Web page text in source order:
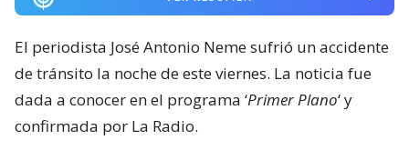
El periodista José Antonio Neme sufrió un accidente
de tránsito la noche de este viernes. La noticia fue
dada a conocer en el programa ‘Primer Plano‘ y
confirmada por La Radio.